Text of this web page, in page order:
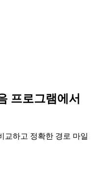
프로그램에서
교하고 정확한 경로 마일